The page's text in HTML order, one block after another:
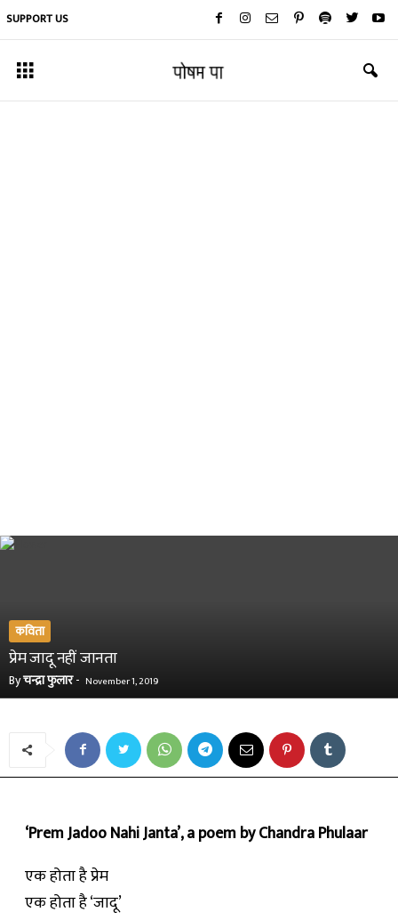
SUPPORT US
कविता
प्रेम जादू नहीं जानता
Byचन्द्रा फुलार- November 1, 2019
‘Prem Jadoo Nahi Janta’, a poem by Chandra Phulaar
एक होता है प्रेम
एक होता है ‘जादू’